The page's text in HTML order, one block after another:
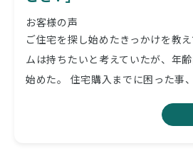
お客様の声
ご住宅を探し始めたきっかけを教
ムは持ちたいと考えていたが、年
始めた。 住宅購入までに困った事